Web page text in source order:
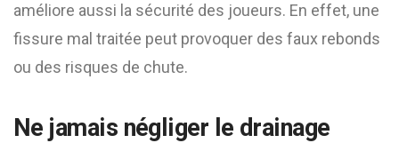
améliore aussi la sécurité des joueurs. En effet, une
fissure mal traitée peut provoquer des faux rebonds
ou des risques de chute.
Ne jamais négliger le drainage